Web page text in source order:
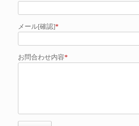
メール[確認]*
お問合わせ内容*